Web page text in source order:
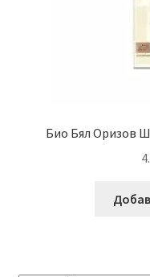
Био Бял Оризов